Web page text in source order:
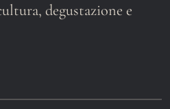
degustazione e